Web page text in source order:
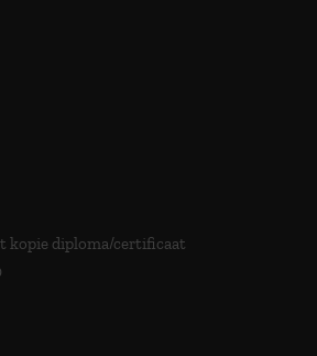
kopie diploma/certificaat